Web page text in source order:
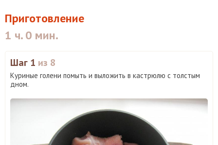
Приготовление
1 ч. 0 мин.
Шаг 1 из 8
Куриные голени помыть и выложить в кастрюлю с толстым
дном.